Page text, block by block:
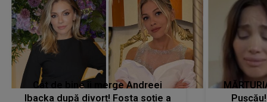
Cât de bine îi merge Andreei
Ibacka după divorț! Fosta soție a